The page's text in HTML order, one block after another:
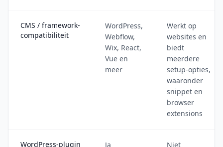
CMS / framework-
compatibiliteit
WordPress,
Webflow,
Wix, React,
Vue en
meer
Werkt op
websites en
biedt
meerdere
setup-opties,
waaronder
snippet en
browser
extensions
WordPress-plugin Ja
Niet